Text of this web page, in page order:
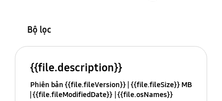
Bộ lọc
{{file.description}}
Phiên bản {{file.fileVersion}} {{file.fileSize}} MB
{{file.fileModifiedDate}} {{file.osNames}}